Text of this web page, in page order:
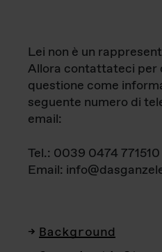
Lei non è un
Allora contattateci per
questione come
seguente numero di
email:
Tel.: 0039 0474 771510
Email:
Background